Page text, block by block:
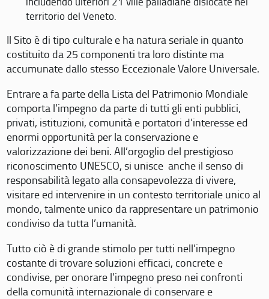
territorio del Veneto.
Il Sito è di tipo culturale e ha natura seriale in quanto
costituito da 25 componenti tra loro distinte ma
accumunate dallo stesso Eccezionale Valore Universale.
Entrare a fa parte della Lista del Patrimonio Mondiale
comporta l’impegno da parte di tutti gli enti pubblici,
privati, istituzioni, comunità e portatori d’interesse ed
enormi opportunità per la conservazione e
valorizzazione dei beni. All’orgoglio del prestigioso
riconoscimento UNESCO, si unisce anche il senso di
responsabilità legato alla consapevolezza di vivere,
visitare ed intervenire in un contesto territoriale unico al
mondo, talmente unico da rappresentare un patrimonio
condiviso da tutta l’umanità.
Tutto ciò è di grande stimolo per tutti nell’impegno
costante di trovare soluzioni efficaci, concrete e
condivise, per onorare l’impegno preso nei confronti
della comunità internazionale di conservare e